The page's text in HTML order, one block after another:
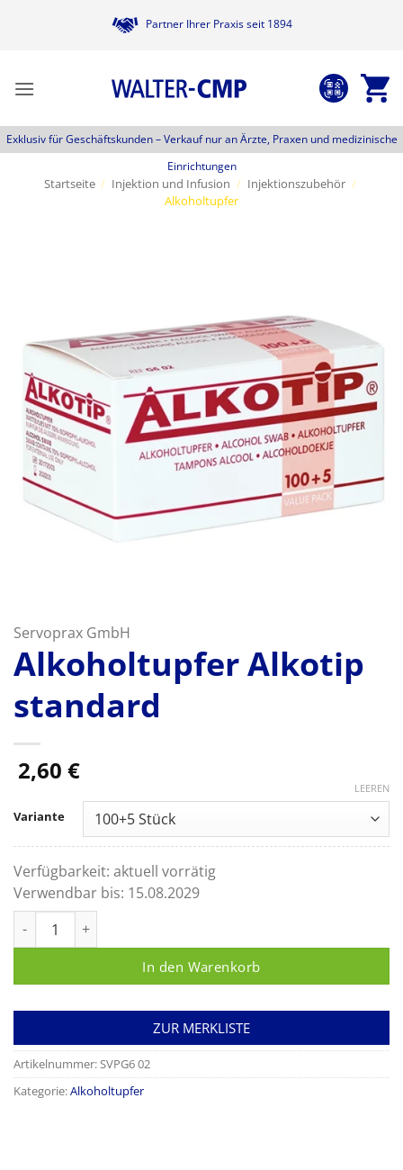
Partner Ihrer Praxis seit 1894
Exklusiv für Geschäftskunden –Verkauf nur an Ärzte, Praxen und medizinische
Einrichtungen
Startseite / Injektion und Infusion / Injektionszubehör /
Alkoholtupfer
Servoprax GmbH
Alkoholtupfer Alkotip
standard
2,60 €
Variante
LEEREN
Verfügbarkeit: aktuell vorrätig
Verwendbar bis: 15.08.2029
In den Warenkorb
ZUR MERKLISTE
Artikelnummer:SVPG6 02
Kategorie:Alkoholtupfer